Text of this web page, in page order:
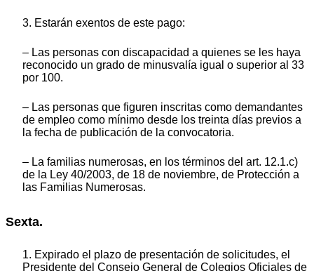
3. Estarán exentos de este pago:
– Las personas con discapacidad a quienes se les haya
reconocido un grado de minusvalía igual o superior al 33
por 100.
– Las personas que figuren inscritas como demandantes
de empleo como mínimo desde los treinta días previos a
la fecha de publicación de la convocatoria.
– La familias numerosas, en los términos del art. 12.1.c)
de la Ley 40/2003, de 18 de noviembre, de Protección a
las Familias Numerosas.
Sexta.
1. Expirado el plazo de presentación de solicitudes, el
Presidente del Consejo General de Colegios Oficiales de